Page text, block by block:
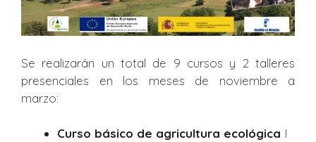
Se realizarán un total de 9 cursos y 2 talleres
presenciales en los meses de noviembre a
marzo:
Curso básico de agricultura ecológica I